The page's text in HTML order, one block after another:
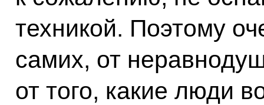
техникой. Поэтому
самих, от
от того, какие люди